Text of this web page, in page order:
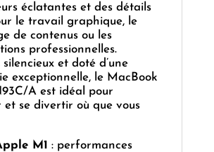
éclatantes et des détails
le travail graphique, le
de contenus ou les
professionnelles.
et doté d’une
exceptionnelle, le MacBook
A est idéal pour
se divertir où que vous
M1 : performances